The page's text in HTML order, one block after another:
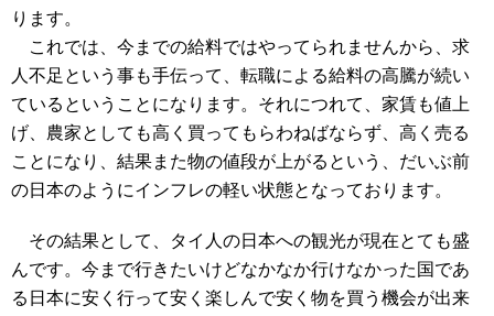
ります。
これでは、今までの給料ではやってられませんから、求
人不足という事も手伝って、転職による給料の高騰が続い
ているということになります。それにつれて、家賃も値上
げ、農家としても高く買ってもらわねばならず、高く売る
ことになり、結果また物の値段が上がるという、だいぶ前
の日本のようにインフレの軽い状態となっております。
その結果として、タイ人の日本への観光が現在とても盛
んです。今まで行きたいけどなかなか行けなかった国であ
る日本に安く行って安く楽しんで安く物を買う機会が出来